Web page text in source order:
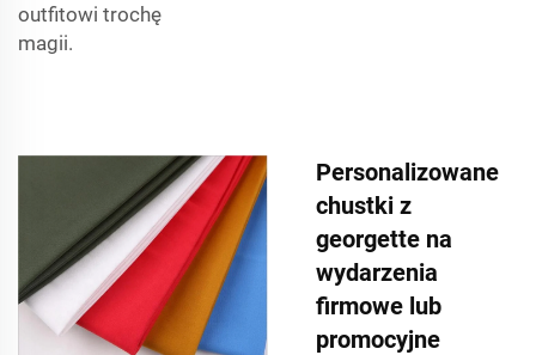
outfitowi trochę
magii.
Personalizowane
chustki z
georgette na
wydarzenia
firmowe lub
promocyjne